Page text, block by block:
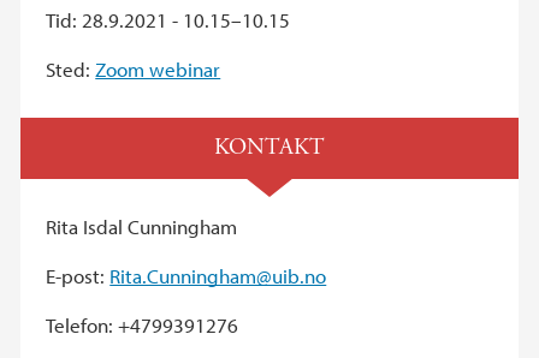
Tid: 28.9.2021 - 10.15–10.15
Sted: Zoom webinar
KONTAKT
Rita Isdal Cunningham
E-post: Rita.Cunningham@uib.no
Telefon: +4799391276